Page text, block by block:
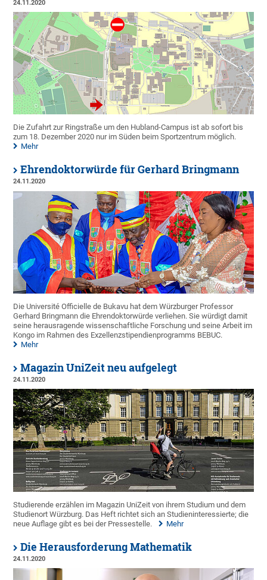
24.11.2020
Die Zufahrt zur Ringstraße um den Hubland-Campus ist ab sofort bis
zum 18. Dezember 2020 nur im Süden beim Sportzentrum möglich.
Mehr
Ehrendoktorwürde für Gerhard Bringmann
24.11.2020
Die Université Officielle de Bukavu hat dem Würzburger Professor
Gerhard Bringmann die Ehrendoktorwürde verliehen. Sie würdigt damit
seine herausragende wissenschaftliche Forschung und seine Arbeit im
Kongo im Rahmen des Exzellenzstipendienprogramms BEBUC.
Mehr
Magazin UniZeit neu aufgelegt
24.11.2020
Studierende erzählen im Magazin UniZeit von ihrem Studium und dem
Studienort Würzburg. Das Heft richtet sich an Studieninteressierte; die
neue Auflage gibt es bei der Pressestelle.
Mehr
Die Herausforderung Mathematik
24.11.2020